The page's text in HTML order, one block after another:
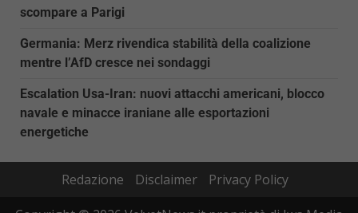
scompare a Parigi
Germania: Merz rivendica stabilità della coalizione
mentre l’AfD cresce nei sondaggi
Escalation Usa-Iran: nuovi attacchi americani, blocco
navale e minacce iraniane alle esportazioni
energetiche
Redazione Disclaimer
Privacy Policy